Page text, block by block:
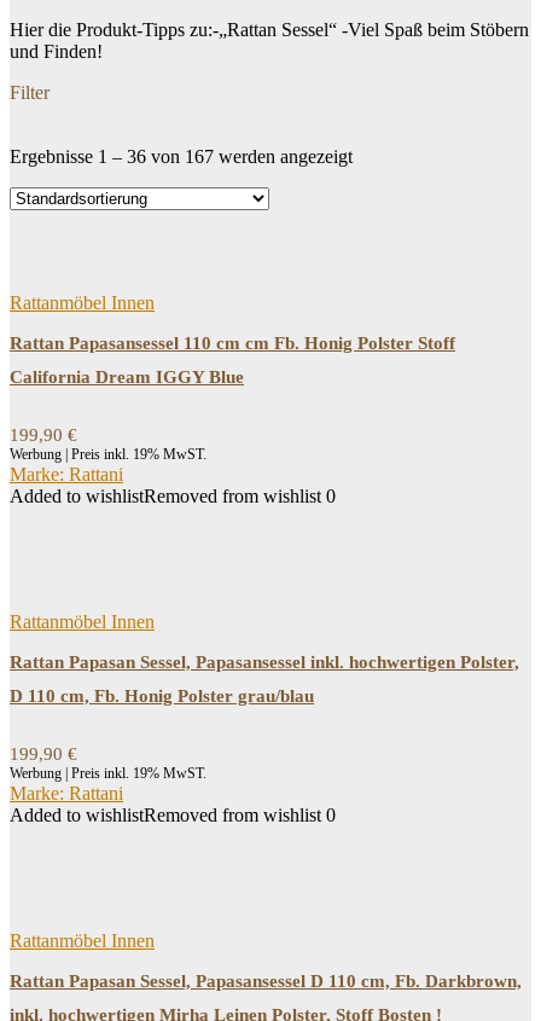
Hier die Produkt-Tipps zu:-„Rattan Sessel“ -Viel Spaß beim Stöbern
und Finden!
Filter
Dein Budget
Price filter
Produkt-Kategorien
Filtern
Ergebnisse 1 – 36 von 167 werden angezeigt
Rattanmöbel Innen
Rattan Papasansessel 110 cm cm Fb. Honig Polster Stoff
California Dream IGGY Blue
199,90 €
Werbung | Preis inkl. 19% MwST.
Marke: Rattani
Added to wishlistRemoved from wishlist 0
Rattanmöbel Innen
Rattan Papasan Sessel, Papasansessel inkl. hochwertigen Polster,
D 110 cm, Fb. Honig Polster grau/blau
199,90 €
Werbung | Preis inkl. 19% MwST.
Marke: Rattani
Added to wishlistRemoved from wishlist 0
Rattanmöbel Innen
Rattan Papasan Sessel, Papasansessel D 110 cm, Fb. Darkbrown,
inkl. hochwertigen Mirha Leinen Polster, Stoff Bosten !